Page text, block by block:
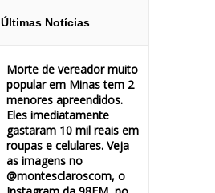
Últimas Notícias
Morte de vereador muito
popular em Minas tem 2
menores apreendidos.
Eles imediatamente
gastaram 10 mil reais em
roupas e celulares. Veja
as imagens no
@montesclaroscom, o